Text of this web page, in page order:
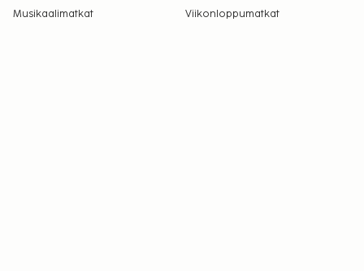
Musikaalimatkat
Viikonloppumatkat